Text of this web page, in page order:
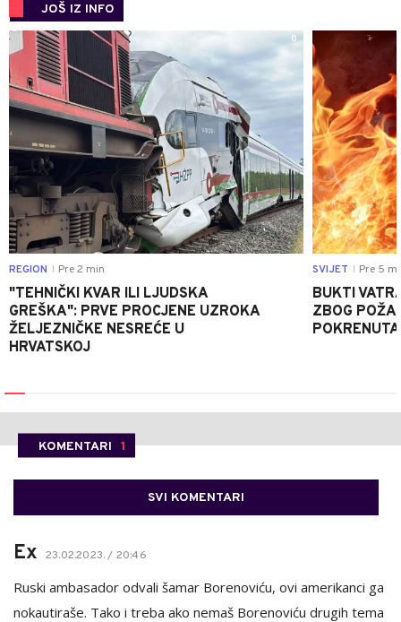
JOŠ IZ INFO
0
REGION Pre 2 min
"TEHNIČKI KVAR ILI LJUDSKA
GREŠKA": PRVE PROCJENE UZROKA
ŽELJEZNIČKE NESREĆE U
HRVATSKOJ
SVIJET Pre 5
BUKTI
ZBOG
KOMENTARI 1
SVI KOMENTARI
Ex 23.02.2023. / 20:46
Ruski ambasador odvali šamar Borenoviću, ovi amerikanci ga
nokautiraše. Tako i treba ako nemaš Borenoviću drugih tema